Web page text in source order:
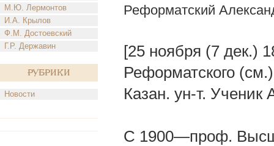
М.Ю. Лермонтов
И.А. Крылов
Ф.М. Достоевский
Г.Р. Державин
Рубрики
Новости
Реформатский
[25 ноября (7 дек.)
Реформатского
Казан. ун-т.
С 1900—проф.